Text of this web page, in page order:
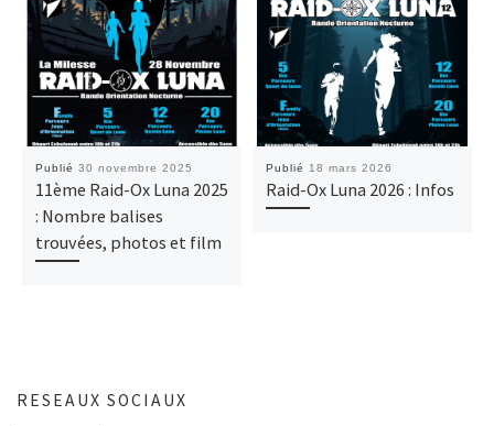
Publié 30 novembre 2025
11ème Raid-Ox Luna 2025
: Nombre balises
trouvées, photos et film
Publié 18 mars 2026
Raid-Ox Luna 2026 : Infos
RESEAUX SOCIAUX